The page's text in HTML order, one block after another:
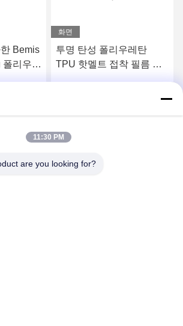
Bemis
리우레
화면
투명 탄성 폴리우레탄
TPU 핫멜트 접착 필름 제
11:30 PM
are you looking for?